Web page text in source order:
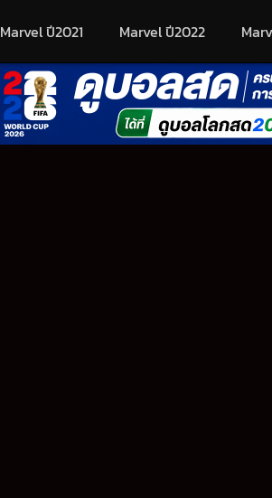
Marvel ปี2021 Marvel ปี2022